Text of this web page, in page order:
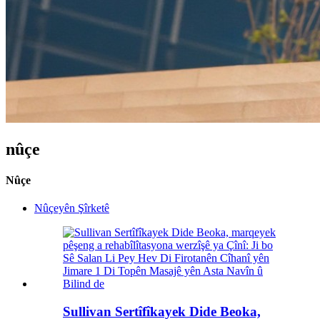
nûçe
Nûçe
Nûçeyên Şîrketê
Sullivan Sertîfîkayek Dide Beoka,